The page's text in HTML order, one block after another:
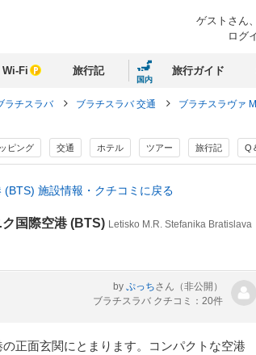
ゲストさん、
ログ
Wi-Fi 旅行記
国内
旅行ガイド
ラチスラバ ブラチスラバ 交通
ブラチスラヴァ
ピング 交通 ホテル ツアー 旅行記 Q
施設情報・クチコミに戻る
国際空港 (BTS) Letisko M.R. Stefanika Bratislava
by ぷっちさん （非公開）
ブラチスラバ クチコミ：20件
正面玄関にとまります。コンパクトな空港